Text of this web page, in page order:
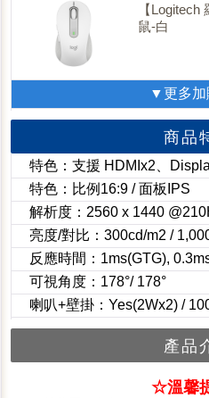
【
鼠-白
▼更多
商品
特色：支援 HDMIx2、
特色：比例16:9 / 面板IPS
解析度：2560 x 1440
亮度/對比：300cd/m2 /
反應時間：1ms(GTG),
可視角度：178°/ 178°
喇叭+壁掛：Yes(2Wx2) /
產品
☆溫馨